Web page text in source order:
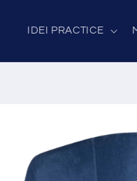
IDEI PRACTICE